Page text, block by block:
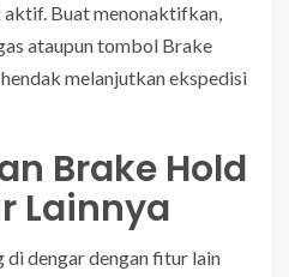
aktif. Buat menonaktifkan,
ataupun tombol Brake
melanjutkan ekspedisi
Brake Hold
Lainnya
di dengar dengan fitur lain